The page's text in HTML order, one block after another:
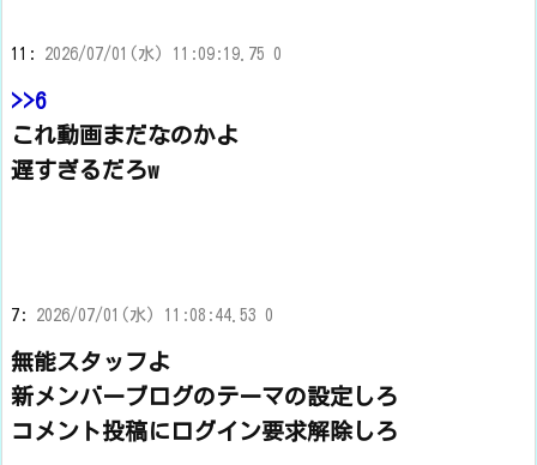
11: 2026/07/01(水) 11:09:19.75 0
>>6
これ動画まだなのかよ
遅すぎるだろw
7: 2026/07/01(水) 11:08:44.53 0
無能スタッフよ
新メンバーブログのテーマの設定しろ
コメント投稿にログイン要求解除しろ